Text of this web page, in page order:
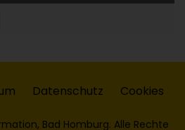
Datenschutz Cookies
Bad Homburg. Alle Rechte